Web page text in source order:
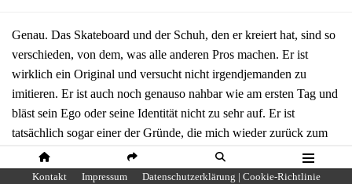
HOME SHARE SUCHE MENÜ
Genau. Das Skateboard und der Schuh, den er kreiert hat, sind so
verschieden, von dem, was alle anderen Pros machen. Er ist
wirklich ein Original und versucht nicht irgendjemanden zu
imitieren. Er ist auch noch genauso nahbar wie am ersten Tag und
bläst sein Ego oder seine Identität nicht zu sehr auf. Er ist
tatsächlich sogar einer der Gründe, die mich wieder zurück zum
Skateboarden gebracht haben, weil es einfach so viel Spaß macht,
mit ihm zu arbeiten. Genauso wie ihm zuzuschauen einfach Spaß
Kontakt Impressum Datenschutzerklärung | Cookie-Richtlinie